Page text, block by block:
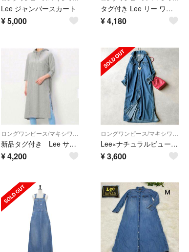
Lee ジャンバースカート
¥5,000
タグ付き Lee リー ワンピース ワッフル 白 F ヘンリーネック L2467
¥4,180
新品タグ付き Lee サイドスリット スウェット フーディ
¥4,200
Lee×ナチュラルビューティーベーシック別注デニムワンピース♪
¥3,600